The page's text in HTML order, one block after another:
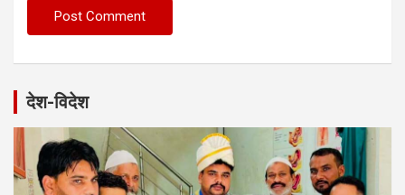
देश-विदेश